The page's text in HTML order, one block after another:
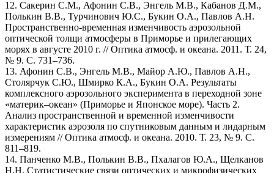
12. Сакерин С.М., Афонин С.В., Энгель М.В., Кабанов Д.М.,
Полькин В.В., Турчинович Ю.С., Букин О.А., Павлов А.Н.
Пространственно-временная изменчивость аэрозольной
оптической толщи атмосферы в Приморье и прилегающих
морях в августе 2010 г. // Оптика атмосф. и океана. 2011. Т. 24,
№ 9. С. 731–736.
13. Афонин С.В., Энгель М.В., Майор А.Ю., Павлов А.Н.,
Столярчук С.Ю., Шмирко К.А., Букин О.А. Результаты
комплексного аэрозольного эксперимента в переходной зоне
«материк–океан» (Приморье и Японское море). Часть 2.
Анализ пространственной и временнoй изменчивости
характеристик аэрозоля по спутниковым данным и лидарным
измерениям // Оптика атмосф. и океана. 2010. Т. 23, № 9. С.
811–819.
14. Панченко М.В., Полькин В.В., Пхалагов Ю.А., Щелканов
Н.Н. Статистические связи оптических и микрофизических